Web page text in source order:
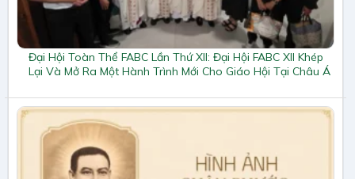
Đại Hội Toàn Thể FABC Lần Thứ XII: Đại Hội FABC XII Khép
Lại Và Mở Ra Một Hành Trình Mới Cho Giáo Hội Tại Châu Á